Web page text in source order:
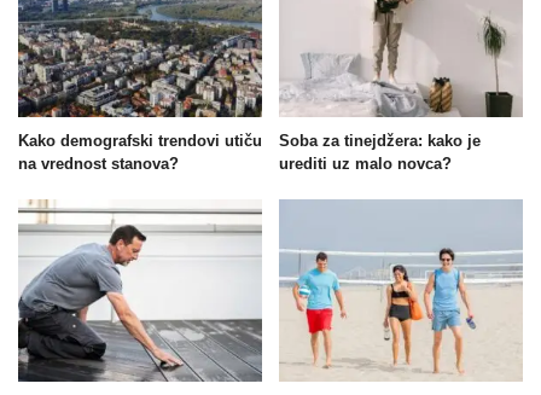
Kako demografski trendovi utiču
na vrednost stanova?
Soba za tinejdžera: kako je
urediti uz malo novca?